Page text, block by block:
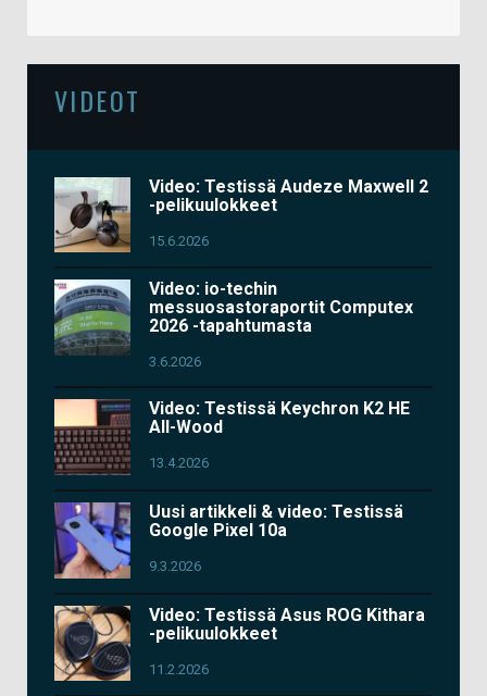
VIDEOT
Video: Testissä Audeze Maxwell 2
-pelikuulokkeet
15.6.2026
Video: io-techin
messuosastoraportit Computex
2026 -tapahtumasta
3.6.2026
Video: Testissä Keychron K2 HE
All-Wood
13.4.2026
Uusi artikkeli & video: Testissä
Google Pixel 10a
9.3.2026
Video: Testissä Asus ROG Kithara
-pelikuulokkeet
11.2.2026